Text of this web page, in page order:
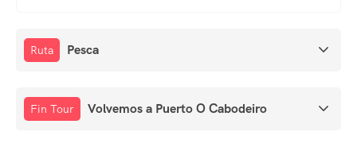
Ruta Pesca
Fin Tour Volvemos a Puerto O Cabodeiro